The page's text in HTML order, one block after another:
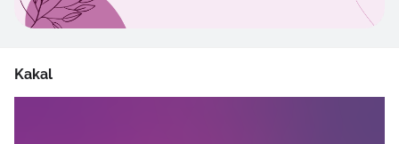
Kakal